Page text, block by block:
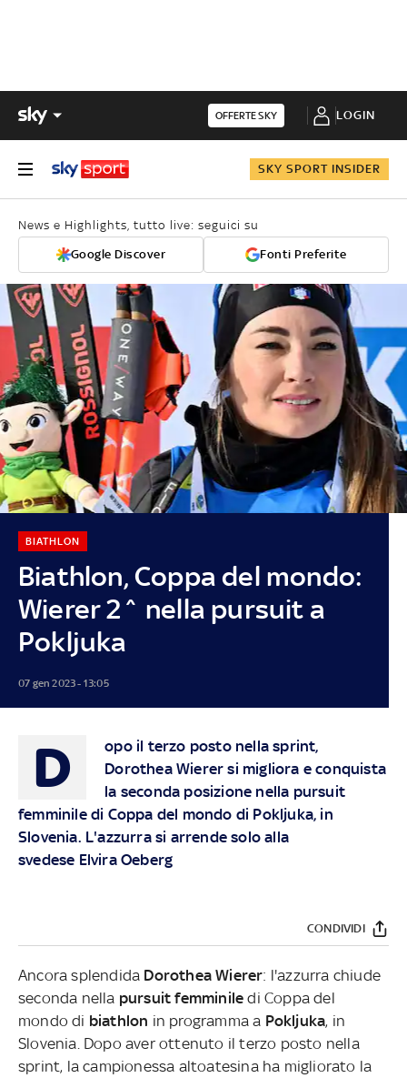
OFFERTE SKY LOGIN
SKY SPORT INSIDER
News e Highlights, tutto live: seguici su
Google Discover Fonti Preferite
Biathlon, Coppa del mondo:
Wierer 2^ nella pursuit a
Pokljuka
BIATHLON
07 gen 2023 - 13:05
D
opo il terzo posto nella sprint,
Dorothea Wierer si migliora e conquista
la seconda posizione nella pursuit
femminile di Coppa del mondo di Pokljuka, in
Slovenia. L'azzurra si arrende solo alla
svedese Elvira Oeberg
CONDIVIDI
Ancora splendida Dorothea Wierer: l'azzurra chiude
seconda nella pursuit femminile di Coppa del
mondo di biathlon in programma a Pokljuka, in
Slovenia. Dopo aver ottenuto il terzo posto nella
sprint, la campionessa altoatesina ha migliorato la